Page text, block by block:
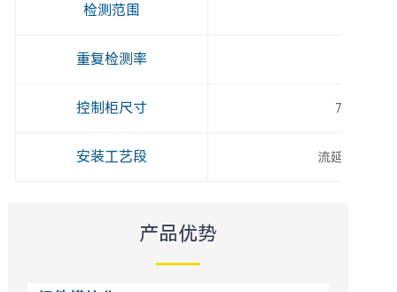
检测范围
重复检测率
控制柜尺寸
安装工艺段 流延、精密涂
产品优势